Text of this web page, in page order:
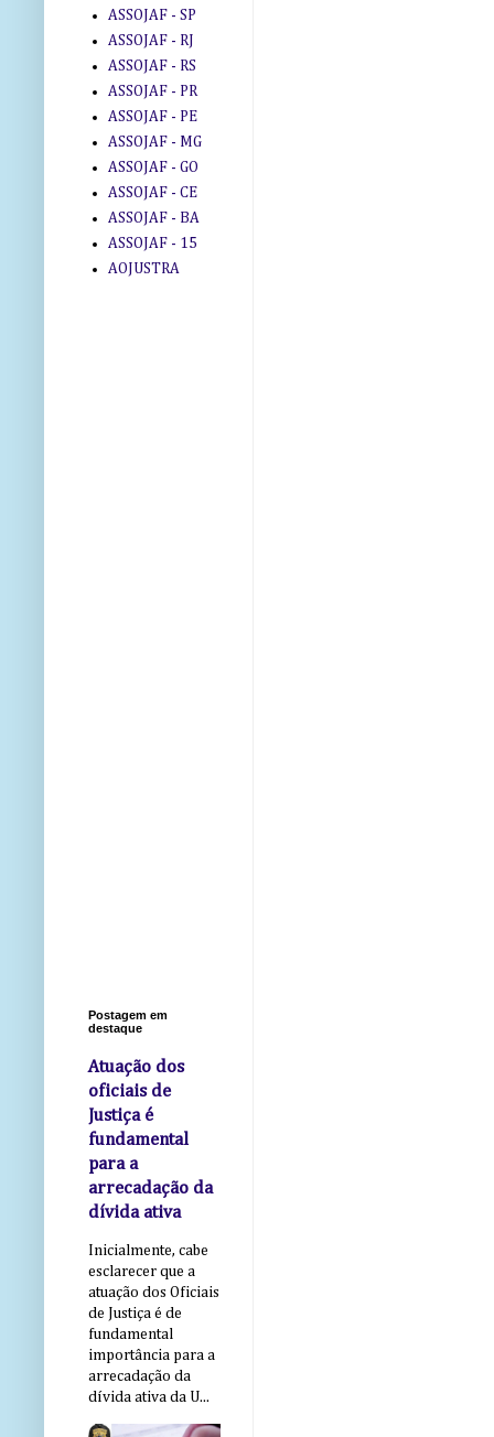
ASSOJAF - SP
ASSOJAF - RJ
ASSOJAF - RS
ASSOJAF - PR
ASSOJAF - PE
ASSOJAF - MG
ASSOJAF - GO
ASSOJAF - CE
ASSOJAF - BA
ASSOJAF - 15
AOJUSTRA
Postagem em
destaque
Atuação dos
oficiais de
Justiça é
fundamental
para a
arrecadação da
dívida ativa
Inicialmente, cabe
esclarecer que a
atuação dos Oficiais
de Justiça é de
fundamental
importância para a
arrecadação da
dívida ativa da U...